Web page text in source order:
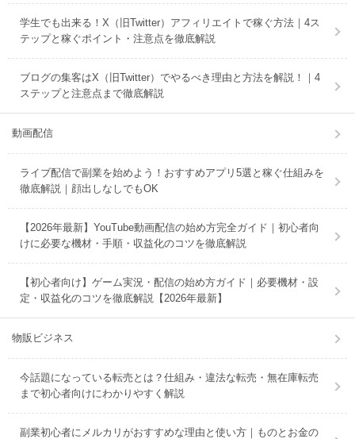
学生でも出来る！X（旧Twitter）アフィリエイトで稼ぐ方法｜4ス
テップと稼ぐポイント・注意点を徹底解説
ブログの集客はX（旧Twitter）でやるべき理由と方法を解説！｜4
ステップと注意点まで徹底解説
動画配信
ライブ配信で副業を始めよう！おすすめアプリ5選と稼ぐ仕組みを
徹底解説｜顔出しなしでもOK
【2026年最新】YouTube動画配信の始め方完全ガイド｜初心者向
けに必要な機材・手順・収益化のコツを徹底解説
【初心者向け】ゲーム実況・配信の始め方ガイド｜必要機材・設
定・収益化のコツを徹底解説【2026年最新】
物販ビジネス
今話題になっている転売とは？仕組み・違法な転売・無在庫転売
まで初心者向けにわかりやすく解説
副業初心者にメルカリがおすすめな理由と使い方｜ものとお金の